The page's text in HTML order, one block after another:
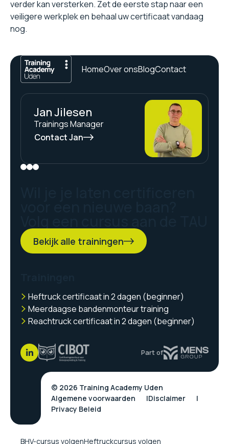
verder kan versterken. Zet de eerste stap naar een
veiligere werkplek en behaal uw certificaat vandaag
nog.
HomeOver onsBlogContact
Jan Jilesen
Trainings Manager
Contact Jan
Bekijk alle trainingen
Heftruck certificaat in 2 dagen (beginner)
Meerdaagse bandenmonteur training
Reachtruck certificaat in 2 dagen (beginner)
Part of
© 2026 Training Academy Uden
Algemene voorwaarden
Disclaimer
Privacy Beleid
BHV-cursus volgenHeftruckcursus volgen